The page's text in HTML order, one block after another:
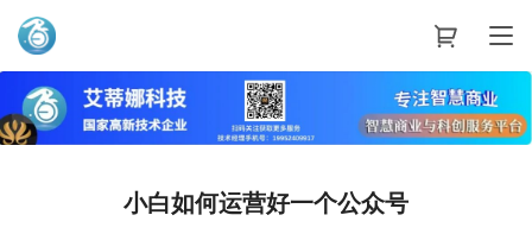
艾蒂娜科技
小白如何运营好一个公众号